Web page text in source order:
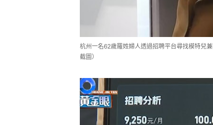
杭州一名62歲羅姓婦人透過招聘平台尋找模特兒
截圖）